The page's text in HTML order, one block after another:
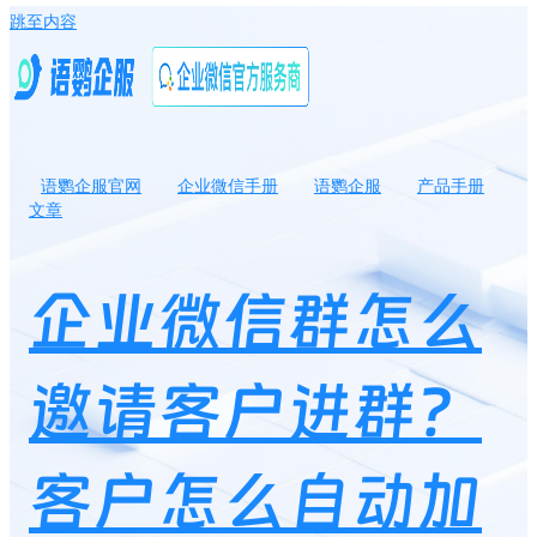
跳至内容
语鹦企服官网 企业微信手册 语鹦企服
产品手册
文章
企业微信群怎么
邀请客户进群？
客户怎么自动加